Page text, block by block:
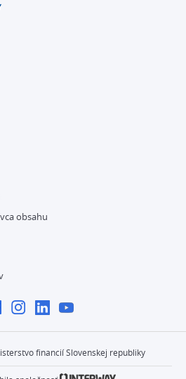
obsahu
financií Slovenskej republiky